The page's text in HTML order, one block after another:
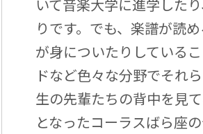
いて音楽大学に進学した
りです。でも、楽譜が読
が身についたりしている
ドなど色々な分野でそれ
生の先輩たちの背中を見
となったコーラスばら座